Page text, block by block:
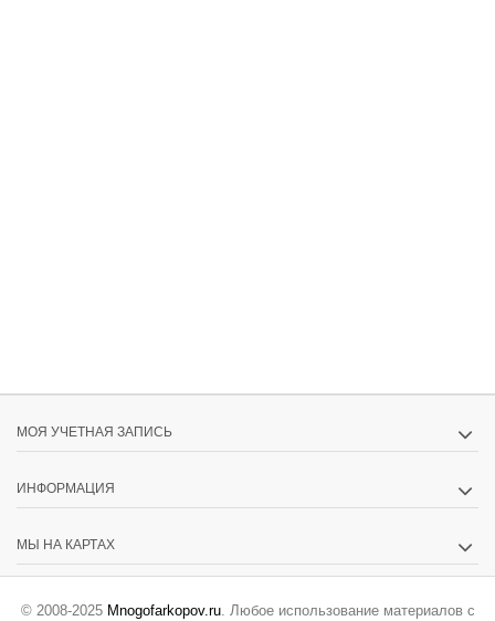
МОЯ УЧЕТНАЯ ЗАПИСЬ
ИНФОРМАЦИЯ
МЫ НА КАРТАХ
© 2008-2025 Mnogofarkopov.ru. Любое использование материалов с